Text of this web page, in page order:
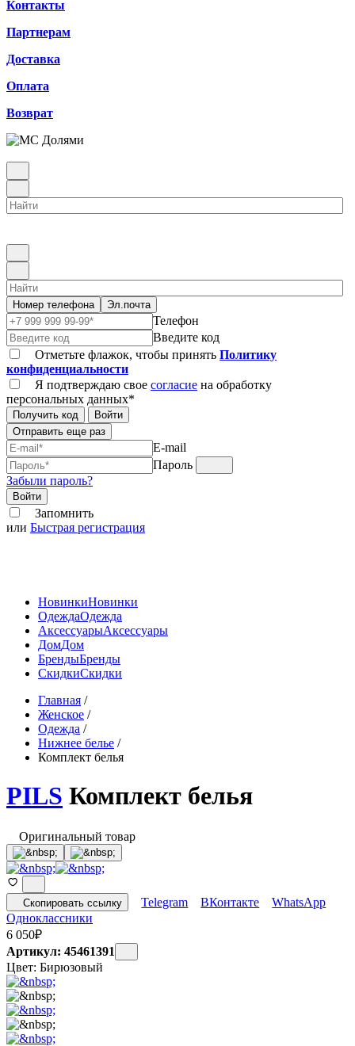
Контакты
Партнерам
Доставка
Оплата
Возврат
Номер телефона Эл.почта
Телефон
Введите код
Отметьте флажок, чтобы принять Политику
конфиденциальности
Я подтверждаю свое согласие на обработку
персональных данных*
Получить код
Войти
Отправить еще раз
E-mail
Пароль
Забыли пароль?
Войти
Запомнить
или Быстрая регистрация
НовинкиНовинки
ОдеждаОдежда
АксессуарыАксессуары
ДомДом
БрендыБренды
СкидкиСкидки
Главная /
Женское /
Одежда /
Нижнее белье /
Комплект белья
PILS Комплект белья
Оригинальный товар
Скопировать ссылку Telegram ВКонтакте
WhatsApp
Одноклассники
6 050₽
Артикул: 45461391
Цвет: Бирюзовый